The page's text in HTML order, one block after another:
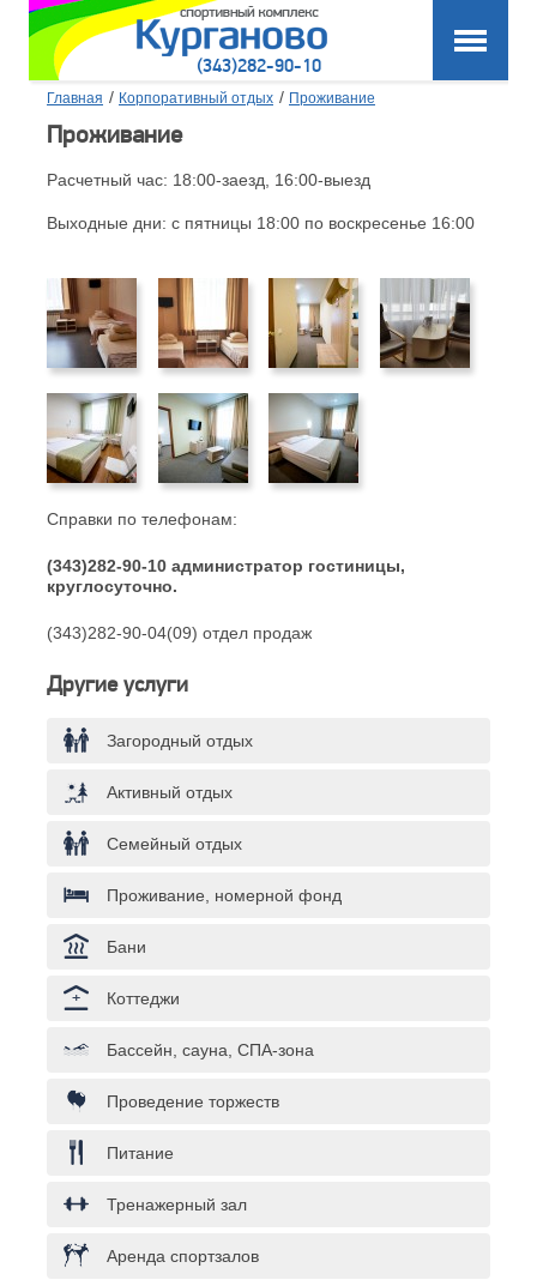
(343)282-90-10
Главная / Корпоративный отдых / Проживание
Проживание
Расчетный час: 18:00-заезд, 16:00-выезд
Выходные дни: с пятницы 18:00 по воскресенье 16:00
Справки по телефонам:
(343)282-90-10 администратор гостиницы,
круглосуточно.
(343)282-90-04(09) отдел продаж
Другие услуги
Загородный отдых
Активный отдых
Семейный отдых
Проживание, номерной фонд
Бани
Коттеджи
Бассейн, сауна, СПА-зона
Проведение торжеств
Питание
Тренажерный зал
Аренда спортзалов